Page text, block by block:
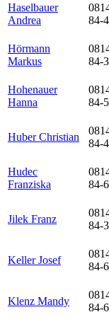
Haselbauer
Andrea
84-
Hörmann
Markus
84-
Hohenauer
Hanna
84-
Huber Christian
84-
Hudec
Franziska
84-
Jilek Franz
84-
Keller Josef
84-
Klenz Mandy
84-